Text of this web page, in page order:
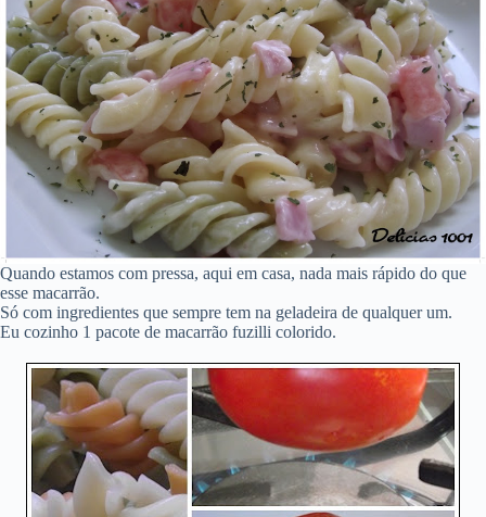
Quando estamos com pressa, aqui em casa, nada mais rápido do que
esse macarrão.
Só com ingredientes que sempre tem na geladeira de qualquer um.
Eu cozinho 1 pacote de macarrão fuzilli colorido.